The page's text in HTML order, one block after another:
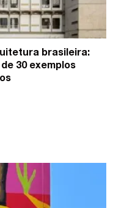
brasileira:
30 exemplos